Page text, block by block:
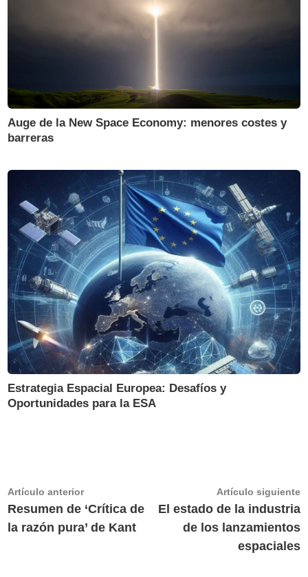
Auge de la New Space Economy: menores costes y
barreras
Estrategia Espacial Europea: Desafíos y
Oportunidades para la ESA
Navegación
de
entradas
Artículo anteriorArtículo
anterior:
Resumen de ‘Crítica de
la razón pura’ de Kant
Artículo siguiente
El estado de la industria
de los lanzamientos
espaciales